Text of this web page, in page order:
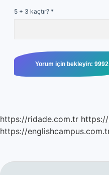
5 + 3 kaçtır? *
https://ridade.com.tr
https://